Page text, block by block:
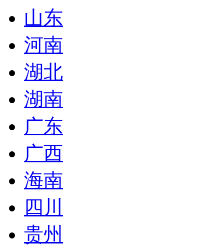
山东
河南
湖北
湖南
广东
广西
海南
四川
贵州